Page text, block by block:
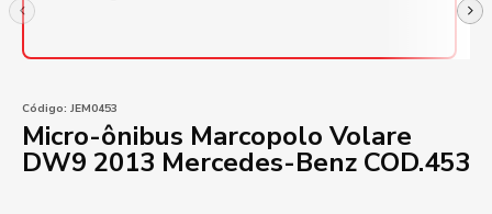
Código: JEM0453
Micro-ônibus Marcopolo Volare
DW9 2013 Mercedes-Benz COD.453